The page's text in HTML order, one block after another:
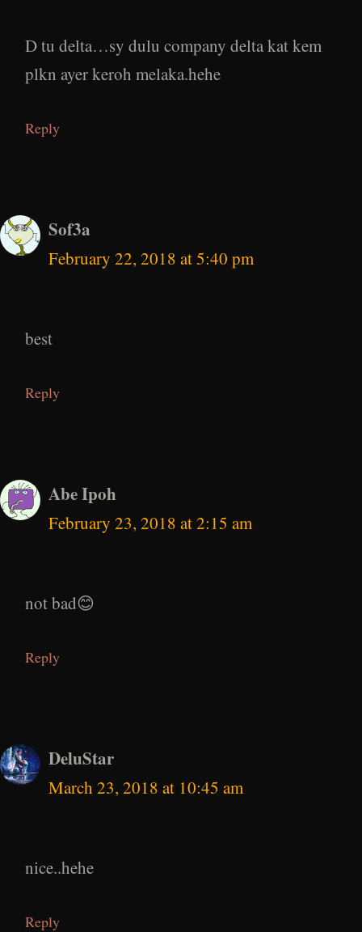
D tu delta…sy dulu company delta kat kem
plkn ayer keroh melaka.hehe
Reply
Sof3a
February 22, 2018 at 5:40 pm
best
Reply
Abe Ipoh
February 23, 2018 at 2:15 am
not bad😊
Reply
DeluStar
March 23, 2018 at 10:45 am
nice..hehe
Reply